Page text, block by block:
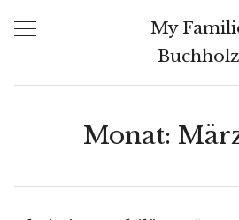
My
Buchholz
Monat: